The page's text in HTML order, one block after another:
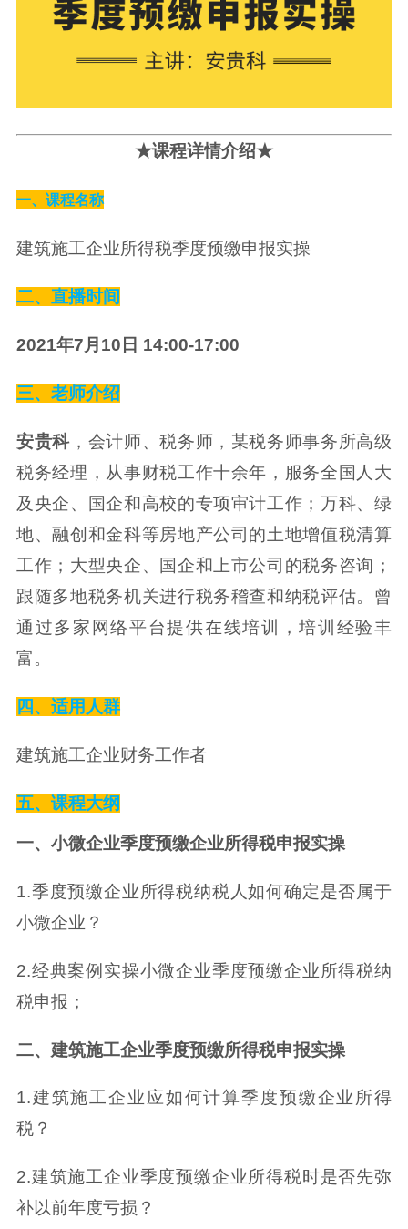
★课程详情介绍★
一、课程名称
建筑施工企业所得税季度预缴申报实操
二、直播时间
2021年7月10日 14:00-17:00
三、老师介绍
安贵科，会计师、税务师，某税务师事务所高级
税务经理，从事财税工作十余年，服务全国人大
及央企、国企和高校的专项审计工作；万科、绿
地、融创和金科等房地产公司的土地增值税清算
工作；大型央企、国企和上市公司的税务咨询；
跟随多地税务机关进行税务稽查和纳税评估。曾
通过多家网络平台提供在线培训，培训经验丰
富。
四、适用人群
建筑施工企业财务工作者
五、课程大纲
一、小微企业季度预缴企业所得税申报实操
1.季度预缴企业所得税纳税人如何确定是否属于
小微企业？
2.经典案例实操小微企业季度预缴企业所得税纳
税申报；
二、建筑施工企业季度预缴所得税申报实操
1.建筑施工企业应如何计算季度预缴企业所得
税？
2.建筑施工企业季度预缴企业所得税时是否先弥
补以前年度亏损？